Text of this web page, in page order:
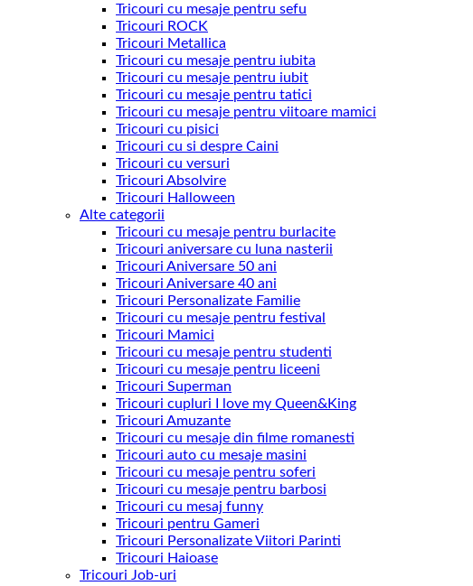
Tricouri cu mesaje pentru sefu
Tricouri ROCK
Tricouri Metallica
Tricouri cu mesaje pentru iubita
Tricouri cu mesaje pentru iubit
Tricouri cu mesaje pentru tatici
Tricouri cu mesaje pentru viitoare mamici
Tricouri cu pisici
Tricouri cu si despre Caini
Tricouri cu versuri
Tricouri Absolvire
Tricouri Halloween
Alte categorii
Tricouri cu mesaje pentru burlacite
Tricouri aniversare cu luna nasterii
Tricouri Aniversare 50 ani
Tricouri Aniversare 40 ani
Tricouri Personalizate Familie
Tricouri cu mesaje pentru festival
Tricouri Mamici
Tricouri cu mesaje pentru studenti
Tricouri cu mesaje pentru liceeni
Tricouri Superman
Tricouri cupluri I love my Queen&King
Tricouri Amuzante
Tricouri cu mesaje din filme romanesti
Tricouri auto cu mesaje masini
Tricouri cu mesaje pentru soferi
Tricouri cu mesaje pentru barbosi
Tricouri cu mesaj funny
Tricouri pentru Gameri
Tricouri Personalizate Viitori Parinti
Tricouri Haioase
Tricouri Job-uri